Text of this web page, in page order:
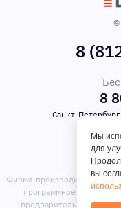
©
8
8
Санкт-
Фирма-производитель
программное
предварительного
Мы
для
вы